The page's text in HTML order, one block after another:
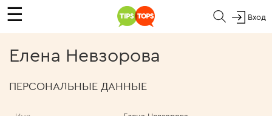
☰ Вход
Елена Невзорова
ПЕРСОНАЛЬНЫЕ ДАННЫЕ